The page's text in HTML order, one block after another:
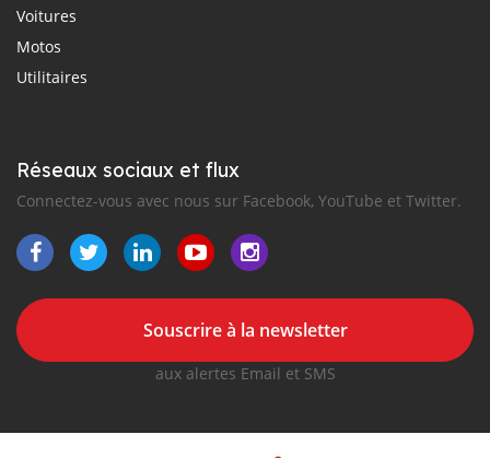
Voitures
Motos
Utilitaires
Réseaux sociaux et flux
Connectez-vous avec nous sur Facebook, YouTube et Twitter.
Souscrire à la newsletter
aux alertes Email et SMS